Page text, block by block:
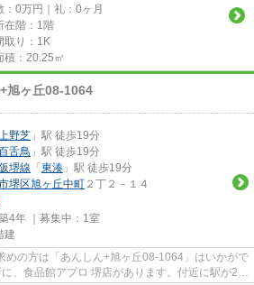
：0万円｜礼：0ヶ月
在階：1階
取り：1K
積：20.25㎡
旭ヶ丘08-1064
野芝 」駅 徒歩19分
舌鳥 」駅 徒歩19分
堺線 「 東湊 」駅 徒歩19分
堺区旭ヶ丘中町 ２丁２－１４
4年 ｜募集中： 1室
建
めの方は「あんしん+旭ヶ丘08-1064」はいかがで
、食品館アプロ 堺店があります。付近に駅が2駅